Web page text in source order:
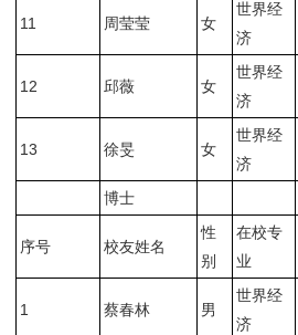
11 周莹莹 女
世界经
济
12 邱薇 女
世界经
济
13 徐旻 女
世界经
济
博士
序号 校友姓名
性
别
在校专
业
1 蔡春林 男
世界经
济